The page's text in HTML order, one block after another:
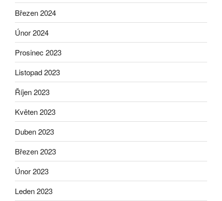
Březen 2024
Únor 2024
Prosinec 2023
Listopad 2023
Říjen 2023
Květen 2023
Duben 2023
Březen 2023
Únor 2023
Leden 2023